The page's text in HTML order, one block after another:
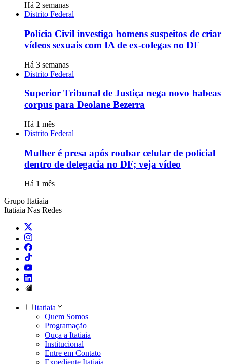
Há 2 semanas
Distrito Federal
Polícia Civil investiga homens suspeitos de criar
vídeos sexuais com IA de ex-colegas no DF
Há 3 semanas
Distrito Federal
Superior Tribunal de Justiça nega novo habeas
corpus para Deolane Bezerra
Há 1 mês
Distrito Federal
Mulher é presa após roubar celular de policial
dentro de delegacia no DF; veja vídeo
Há 1 mês
Grupo Itatiaia
Itatiaia Nas Redes
Itatiaia
Quem Somos
Programação
Ouça a Itatiaia
Institucional
Entre em Contato